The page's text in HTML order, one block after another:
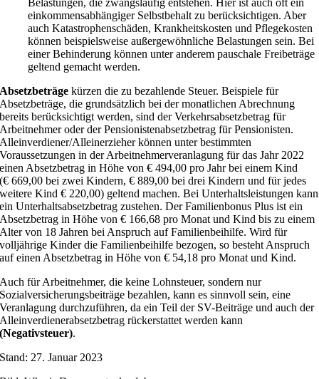
Belastungen, die zwangsläufig entstehen. Hier ist auch oft ein
einkommensabhängiger Selbstbehalt zu berücksichtigen. Aber
auch Katastrophenschäden, Krankheitskosten und Pflegekosten
können beispielsweise außergewöhnliche Belastungen sein. Bei
einer Behinderung können unter anderem pauschale Freibeträge
geltend gemacht werden.
Absetzbeträge kürzen die zu bezahlende Steuer. Beispiele für
Absetzbeträge, die grundsätzlich bei der monatlichen Abrechnung
bereits berücksichtigt werden, sind der Verkehrsabsetzbetrag für
Arbeitnehmer oder der Pensionistenabsetzbetrag für Pensionisten.
Alleinverdiener/Alleinerzieher können unter bestimmten
Voraussetzungen in der Arbeitnehmerveranlagung für das Jahr 2022
einen Absetzbetrag in Höhe von € 494,00 pro Jahr bei einem Kind
(€ 669,00 bei zwei Kindern, € 889,00 bei drei Kindern und für jedes
weitere Kind € 220,00) geltend machen. Bei Unterhaltsleistungen kann
ein Unterhaltsabsetzbetrag zustehen. Der Familienbonus Plus ist ein
Absetzbetrag in Höhe von € 166,68 pro Monat und Kind bis zu einem
Alter von 18 Jahren bei Anspruch auf Familienbeihilfe. Wird für
volljährige Kinder die Familienbeihilfe bezogen, so besteht Anspruch
auf einen Absetzbetrag in Höhe von € 54,18 pro Monat und Kind.
Auch für Arbeitnehmer, die keine Lohnsteuer, sondern nur
Sozialversicherungsbeiträge bezahlen, kann es sinnvoll sein, eine
Veranlagung durchzuführen, da ein Teil der SV-Beiträge und auch der
Alleinverdienerabsetzbetrag rückerstattet werden kann
(Negativsteuer).
Stand: 27. Januar 2023